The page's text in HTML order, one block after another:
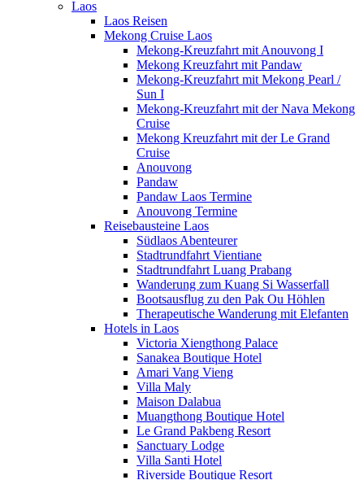
Laos
Laos Reisen
Mekong Cruise Laos
Mekong-Kreuzfahrt mit Anouvong I
Mekong Kreuzfahrt mit Pandaw
Mekong-Kreuzfahrt mit Mekong Pearl /
Sun I
Mekong-Kreuzfahrt mit der Nava Mekong
Cruise
Mekong Kreuzfahrt mit der Le Grand
Cruise
Anouvong
Pandaw
Pandaw Laos Termine
Anouvong Termine
Reisebausteine Laos
Südlaos Abenteurer
Stadtrundfahrt Vientiane
Stadtrundfahrt Luang Prabang
Wanderung zum Kuang Si Wasserfall
Bootsausflug zu den Pak Ou Höhlen
Therapeutische Wanderung mit Elefanten
Hotels in Laos
Victoria Xiengthong Palace
Sanakea Boutique Hotel
Amari Vang Vieng
Villa Maly
Maison Dalabua
Muangthong Boutique Hotel
Le Grand Pakbeng Resort
Sanctuary Lodge
Villa Santi Hotel
Riverside Boutique Resort